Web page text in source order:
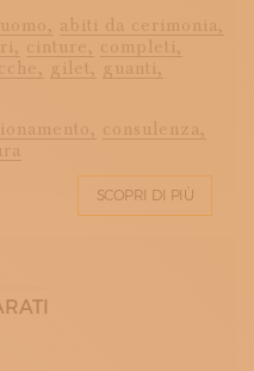
abiti da cerimonia,
cinture, completi,
gilet, guanti,
consulenza,
SCOPRI DI PIÙ